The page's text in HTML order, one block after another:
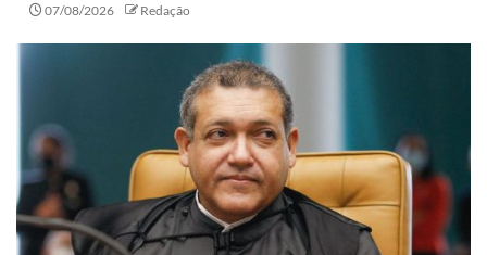
07/08/2026 Redação